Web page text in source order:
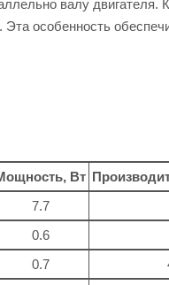
валу двигателя.
особенность
Вт
7.7
0.6
0.7